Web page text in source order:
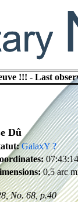
!!! - Last
Dû
GalaxY ?
0,5 arc
No. 68, p.40